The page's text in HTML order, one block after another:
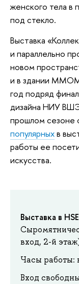
женского тела в
под стекло.
Выставка
и параллельно
новом
и в здании
год подряд
дизайна НИУ
прошлом сезоне
популярныхв
работы ее
искусства.
Выставка в
вход, 2-й
Часы работы:
Вход